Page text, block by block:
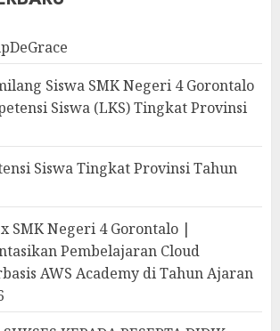
Siswa SMK Negeri 4 Gorontalo
Siswa (LKS) Tingkat Provinsi
Siswa Tingkat Provinsi Tahun
SMK Negeri 4 Gorontalo |
Pembelajaran Cloud
AWS Academy di Tahun Ajaran